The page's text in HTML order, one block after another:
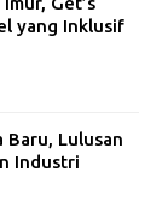
yang Inklusif
Baru, Lulusan
Industri